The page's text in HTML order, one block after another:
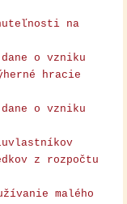
na
o vzniku
hracie
o vzniku
z rozpočtu
malého